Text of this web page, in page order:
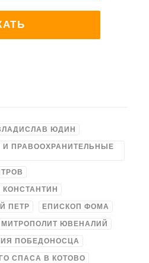
ЮДИН
ПРАВООХРАНИТЕЛЬНЫЕ
ПЕТР ЕПИСКОП ФОМА
МИТРОПОЛИТ ЮВЕНАЛИЙ
ПОБЕДОНОСЦА
СПАСА В КОТОВО